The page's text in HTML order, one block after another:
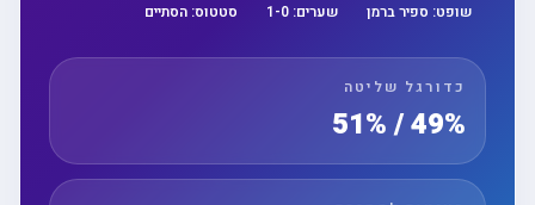
שופט:ספיר ברמן שערים: 1 -0 סטטוס:הסתיים
כדורגל שליטה
49% / 51%